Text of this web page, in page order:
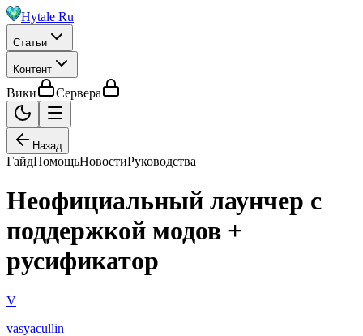
Hytale Ru
Статьи
Контент
Вики Сервера
Назад
ГайдПомощьНовостиРуководства
Неофициальный лаунчер с
поддержкой модов +
русификатор
V
vasyacullin